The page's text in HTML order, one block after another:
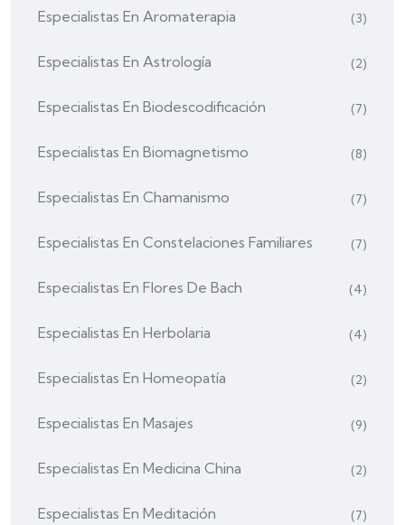
Especialistas En Aromaterapia (3)
Especialistas En Astrología (2)
Especialistas En Biodescodificación (7)
Especialistas En Biomagnetismo (8)
Especialistas En Chamanismo (7)
Especialistas En Constelaciones Familiares (7)
Especialistas En Flores De Bach (4)
Especialistas En Herbolaria (4)
Especialistas En Homeopatía (2)
Especialistas En Masajes (9)
Especialistas En Medicina China (2)
Especialistas En Meditación (7)